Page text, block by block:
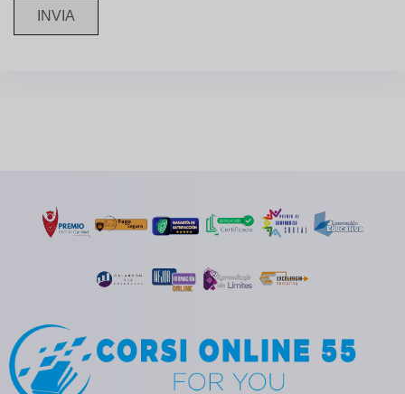
INVIA